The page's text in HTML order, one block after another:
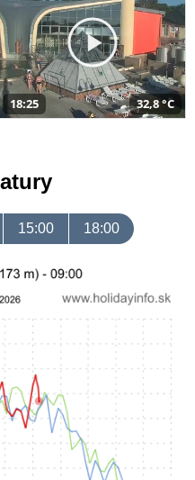
18:25 32,8 °C
15:00 18:00